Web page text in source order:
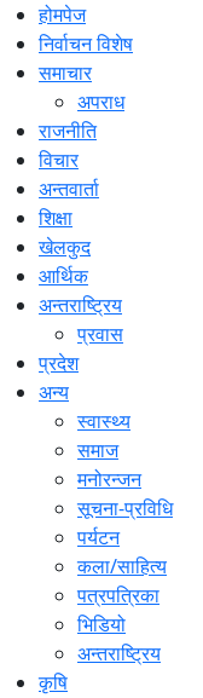
होमपेज
निर्वाचन विशेष
समाचार
अपराध
राजनीति
विचार
अन्तवार्ता
शिक्षा
खेलकुद
आर्थिक
अन्तराष्ट्रिय
प्रवास
प्रदेश
अन्य
स्वास्थ्य
समाज
मनोरन्जन
सूचना-प्रविधि
पर्यटन
कला/साहित्य
पत्रपत्रिका
भिडियो
अन्तराष्ट्रिय
कृषि